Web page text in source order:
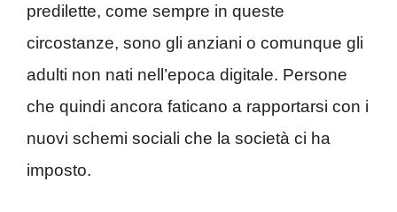
predilette, come sempre in queste
circostanze, sono gli anziani o comunque gli
adulti non nati nell’epoca digitale. Persone
che quindi ancora faticano a rapportarsi con i
nuovi schemi sociali che la società ci ha
imposto.